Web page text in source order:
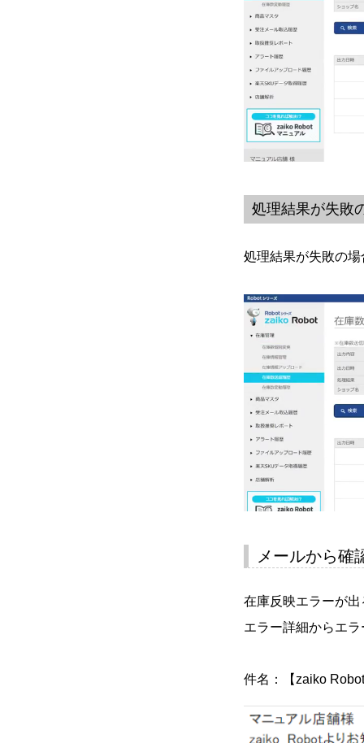
処理結果が失敗
処理結果が失敗の
メールから確
在庫反映エラーが
エラー詳細からエ
件名：【zaiko